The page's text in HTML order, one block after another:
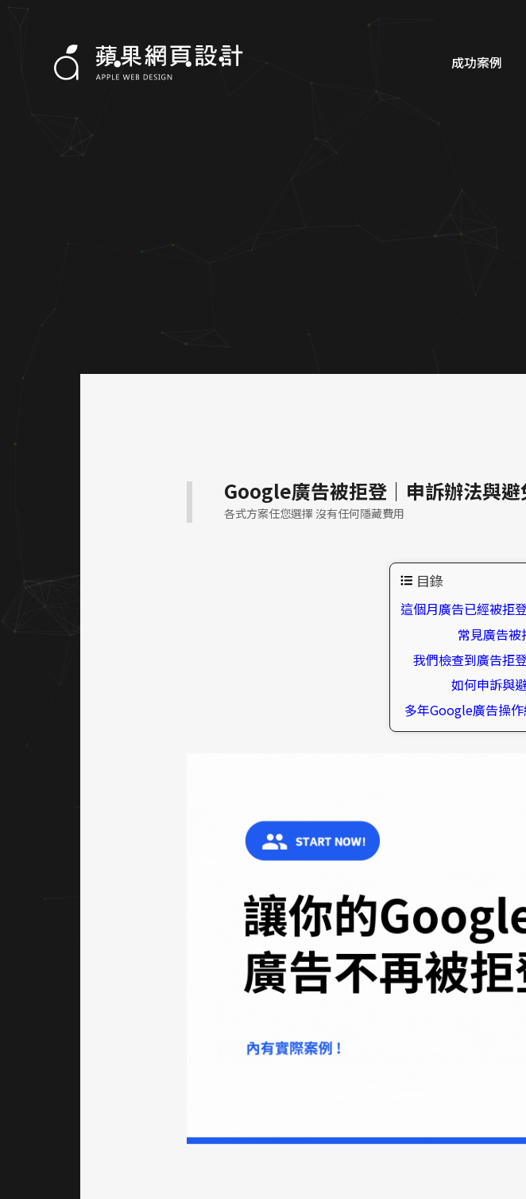
成功案例
品牌形象網站設計
醫美醫療網站設計
Google廣告被拒登｜申訴辦法與
各式方案任您選擇 沒有任何隱藏費用
目錄
這個月廣告已經被拒
常見廣告被
我們檢查到廣告拒
如何申訴與
多年Google廣告操